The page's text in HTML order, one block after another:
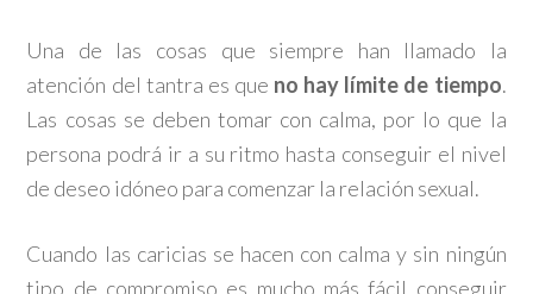
Una de las cosas que siempre han llamado la
atención del tantra es que no hay límite de tiempo.
Las cosas se deben tomar con calma, por lo que la
persona podrá ir a su ritmo hasta conseguir el nivel
de deseo idóneo para comenzar la relación sexual.
Cuando las caricias se hacen con calma y sin ningún
tipo de compromiso es mucho más fácil conseguir